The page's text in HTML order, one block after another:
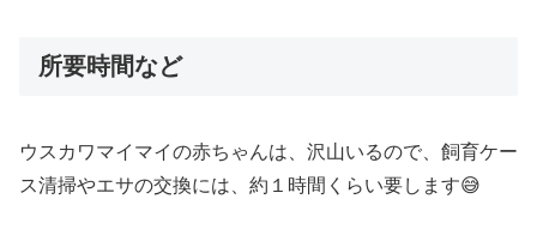
所要時間など
ウスカワマイマイの赤ちゃんは、沢山いるので、飼育ケー
ス清掃やエサの交換には、約１時間くらい要します😅